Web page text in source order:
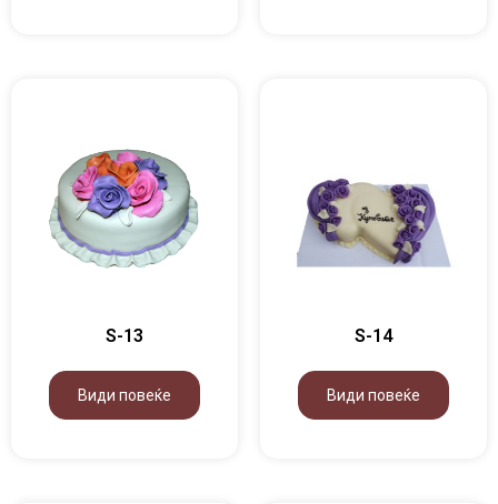
S-13
Види повеќе
S-14
Види повеќе